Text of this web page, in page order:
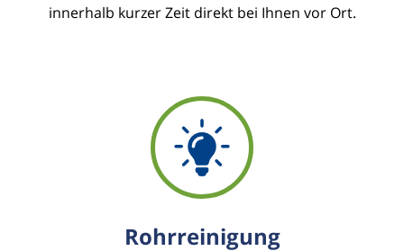
innerhalb kurzer Zeit direkt bei Ihnen vor Ort.
Rohrreinigung